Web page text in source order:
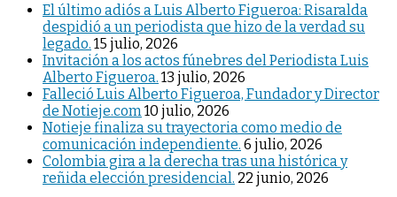
El último adiós a Luis Alberto Figueroa: Risaralda
despidió a un periodista que hizo de la verdad su
legado. 15 julio, 2026
Invitación a los actos fúnebres del Periodista Luis
Alberto Figueroa. 13 julio, 2026
Falleció Luis Alberto Figueroa, Fundador y Director
de Notieje.com 10 julio, 2026
Notieje finaliza su trayectoria como medio de
comunicación independiente. 6 julio, 2026
Colombia gira a la derecha tras una histórica y
reñida elección presidencial. 22 junio, 2026